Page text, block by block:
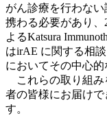
がん診療を行わな
携わる必要があり、
よるKatsura
はirAE に関する相
においてその中心的
これらの取り組み
者の皆様にお届け
す。